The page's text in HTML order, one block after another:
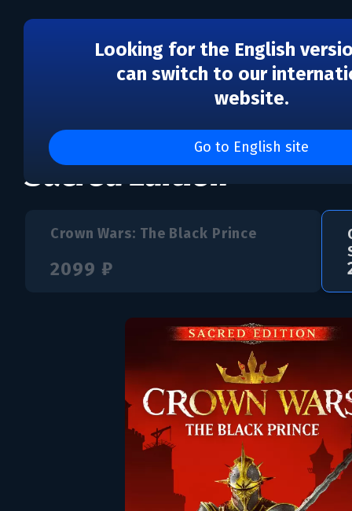
Looking for the English
can switch to our
website.
Go to English site
Crown Wars: The
Sacred Edition
Crown Wars: The Black Prince
2099 ₽